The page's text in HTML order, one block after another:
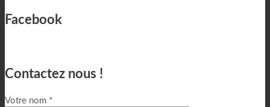
Facebook
Contactez nous !
Votre nom *